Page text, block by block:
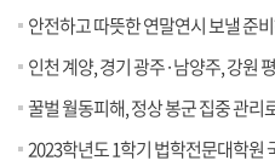
안전하고 따뜻한 연말연시 보낼 준비하
인천 계양, 경기 광주·남양주, 강원 평창 등에 무장애설계 갖춘
꿀벌 월동피해, 정상 봉군 집중 관리
2023학년도 1학기 법학전문대학원 국가장학